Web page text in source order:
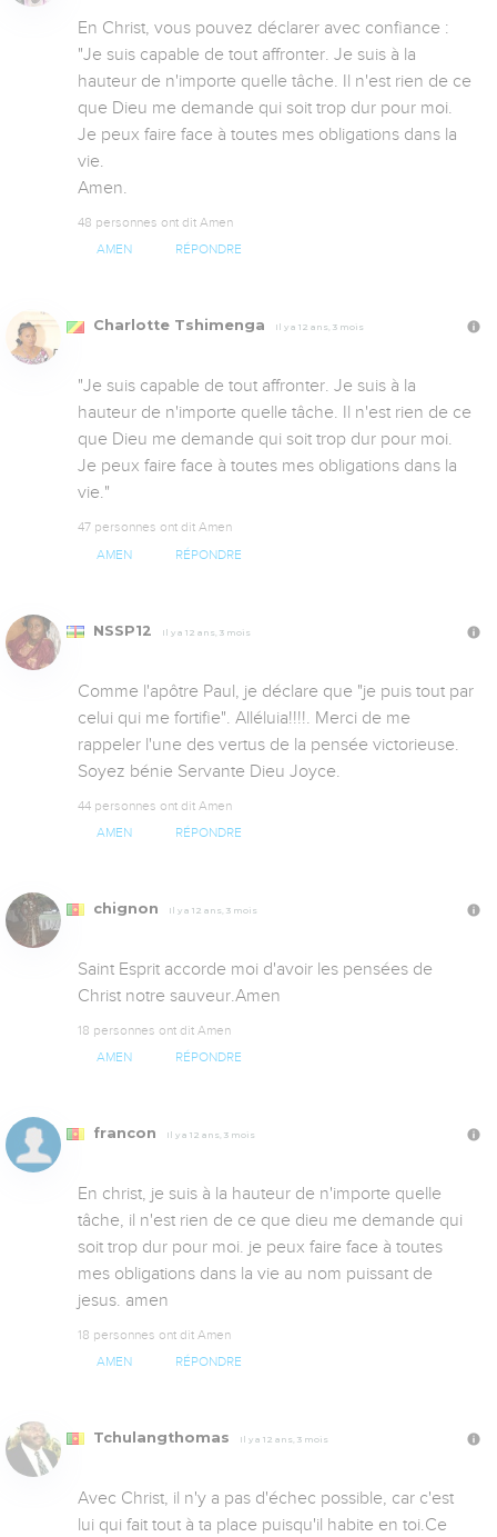
En Christ, vous pouvez déclarer avec confiance :
"Je suis capable de tout affronter. Je suis à la
hauteur de n'importe quelle tâche. Il n'est rien de ce
que Dieu me demande qui soit trop dur pour moi.
Je peux faire face à toutes mes obligations dans la
vie.
Amen.
48 personnes ont dit Amen
AMEN RÉPONDRE
Charlotte Tshimenga Il y a 12 ans, 3 mois
"Je suis capable de tout affronter. Je suis à la
hauteur de n'importe quelle tâche. Il n'est rien de ce
que Dieu me demande qui soit trop dur pour moi.
Je peux faire face à toutes mes obligations dans la
vie."
47 personnes ont dit Amen
AMEN RÉPONDRE
NSSP12 Il y a 12 ans, 3 mois
Comme l'apôtre Paul, je déclare que "je puis tout par
celui qui me fortifie". Alléluia!!!!. Merci de me
rappeler l'une des vertus de la pensée victorieuse.
Soyez bénie Servante Dieu Joyce.
44 personnes ont dit Amen
AMEN RÉPONDRE
chignon Il y a 12 ans, 3 mois
Saint Esprit accorde moi d'avoir les pensées de
Christ notre sauveur.Amen
18 personnes ont dit Amen
AMEN RÉPONDRE
francon Il y a 12 ans, 3 mois
En christ, je suis à la hauteur de n'importe quelle
tâche, il n'est rien de ce que dieu me demande qui
soit trop dur pour moi. je peux faire face à toutes
mes obligations dans la vie au nom puissant de
jesus. amen
18 personnes ont dit Amen
AMEN RÉPONDRE
Tchulangthomas Il y a 12 ans, 3 mois
Avec Christ, il n'y a pas d'échec possible, car c'est
lui qui fait tout à ta place puisqu'il habite en toi.Ce